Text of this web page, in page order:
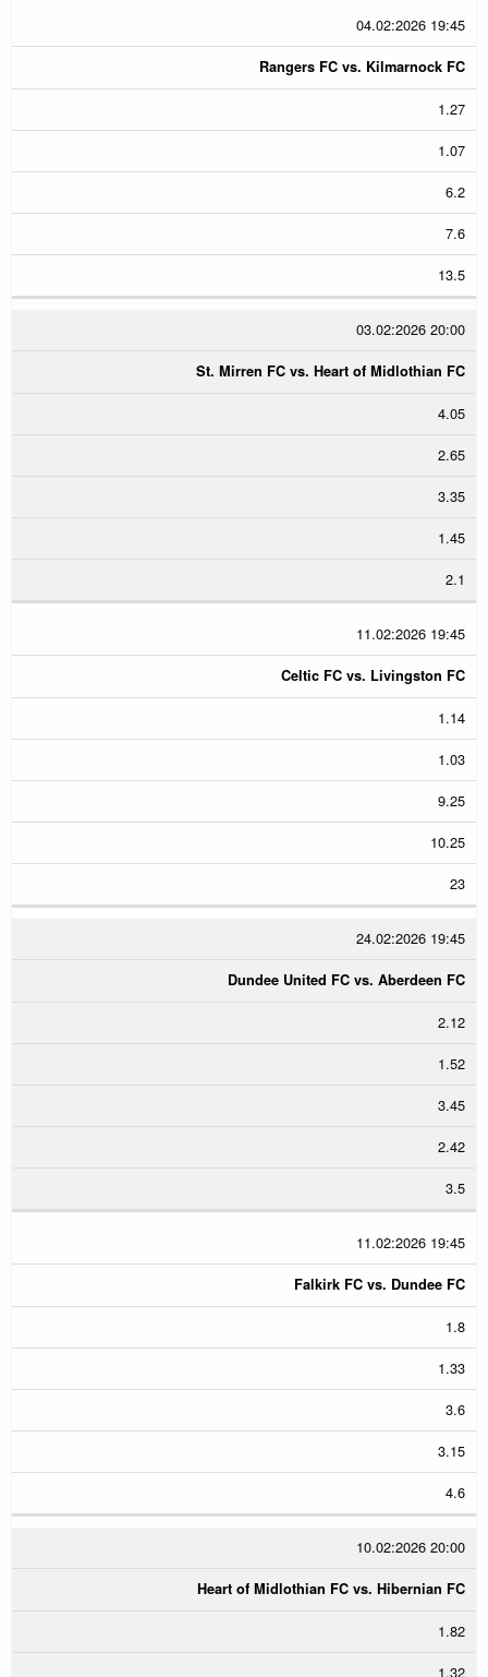
04.02:2026 19:45
Rangers FC vs. Kilmarnock FC
1.27
1.07
6.2
7.6
13.5
03.02:2026 20:00
St. Mirren FC vs. Heart of Midlothian FC
4.05
2.65
3.35
1.45
2.1
11.02:2026 19:45
Celtic FC vs. Livingston FC
1.14
1.03
9.25
10.25
23
24.02:2026 19:45
Dundee United FC vs. Aberdeen FC
2.12
1.52
3.45
2.42
3.5
11.02:2026 19:45
Falkirk FC vs. Dundee FC
1.8
1.33
3.6
3.15
4.6
10.02:2026 20:00
Heart of Midlothian FC vs. Hibernian FC
1.82
1.32